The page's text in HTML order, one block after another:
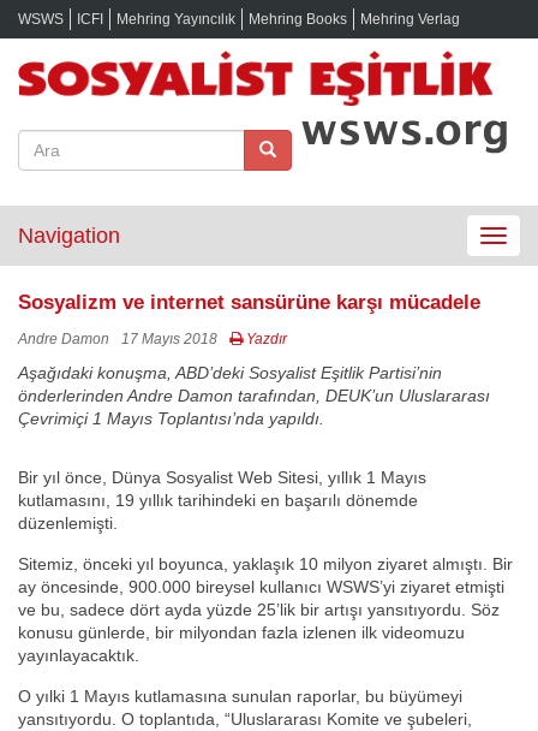
WSWS ICFI Mehring Yayıncılık Mehring Books Mehring Verlag
Toggle
Navigation
Sosyalizm ve internet sansürüne karşı mücadele
Andre Damon 17 Mayıs 2018 Yazdır
Aşağıdaki konuşma, ABD’deki Sosyalist Eşitlik Partisi’nin
önderlerinden Andre Damon tarafından, DEUK’un Uluslararası
Çevrimiçi 1 Mayıs Toplantısı’nda yapıldı.
Bir yıl önce, Dünya Sosyalist Web Sitesi, yıllık 1 Mayıs
kutlamasını, 19 yıllık tarihindeki en başarılı dönemde
düzenlemişti.
Sitemiz, önceki yıl boyunca, yaklaşık 10 milyon ziyaret almıştı. Bir
ay öncesinde, 900.000 bireysel kullanıcı WSWS’yi ziyaret etmişti
ve bu, sadece dört ayda yüzde 25’lik bir artışı yansıtıyordu. Söz
konusu günlerde, bir milyondan fazla izlenen ilk videomuzu
yayınlayacaktık.
O yılki 1 Mayıs kutlamasına sunulan raporlar, bu büyümeyi
yansıtıyordu. O toplantıda, “Uluslararası Komite ve şubeleri,